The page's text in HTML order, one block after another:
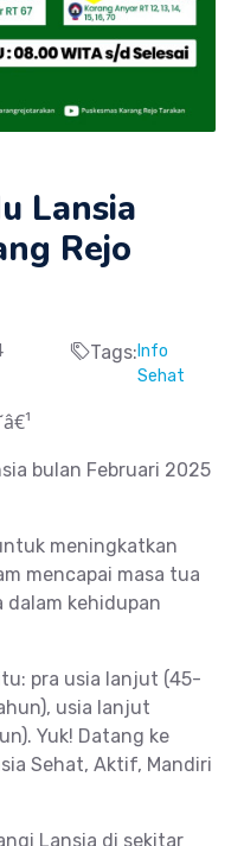
Lansia
Rejo
Tags:Info
Sehat
bulan Februari 2025
meningkatkan
mencapai masa tua
dalam kehidupan
pra usia lanjut (45-
usia lanjut
Yuk! Datang ke
Sehat, Aktif, Mandiri
Lansia di sekitar